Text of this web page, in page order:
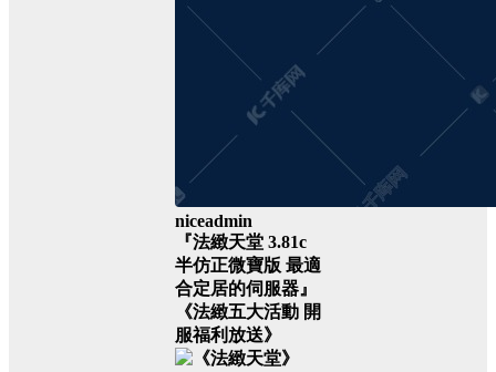
niceadmin
『法緻天堂 3.81c
半仿正微寶版 最適
合定居的伺服器』
《法緻五大活動 開
服福利放送》